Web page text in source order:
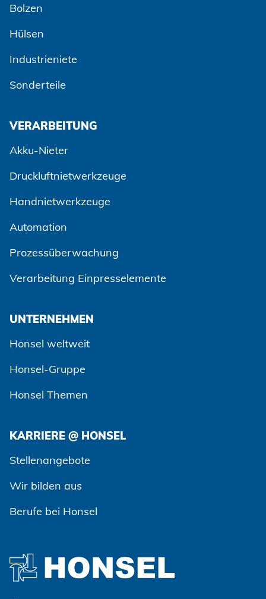
Bolzen
Hülsen
Industrieniete
Sonderteile
VERARBEITUNG
Akku-Nieter
Druckluftnietwerkzeuge
Handnietwerkzeuge
Automation
Prozessüberwachung
Verarbeitung Einpresselemente
UNTERNEHMEN
Honsel weltweit
Honsel-Gruppe
Honsel Themen
KARRIERE @ HONSEL
Stellenangebote
Wir bilden aus
Berufe bei Honsel